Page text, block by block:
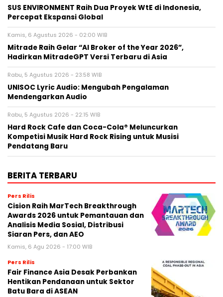
SUS ENVIRONMENT Raih Dua Proyek WtE di Indonesia,
Percepat Ekspansi Global
Kamis, 6 Agustus 2026 - 02:00 WIB
Mitrade Raih Gelar “AI Broker of the Year 2026”,
Hadirkan MitradeGPT Versi Terbaru di Asia
Rabu, 5 Agustus 2026 - 23:58 WIB
UNISOC Lyric Audio: Mengubah Pengalaman
Mendengarkan Audio
Rabu, 5 Agustus 2026 - 22:15 WIB
Hard Rock Cafe dan Coca-Cola® Meluncurkan
Kompetisi Musik Hard Rock Rising untuk Musisi
Pendatang Baru
BERITA TERBARU
Pers Rilis
Cision Raih MarTech Breakthrough
Awards 2026 untuk Pemantauan dan
Analisis Media Sosial, Distribusi
Siaran Pers, dan AEO
Kamis, 6 Agu 2026 - 17:00 WIB
Pers Rilis
Fair Finance Asia Desak Perbankan
Hentikan Pendanaan untuk Sektor
Batu Bara di ASEAN